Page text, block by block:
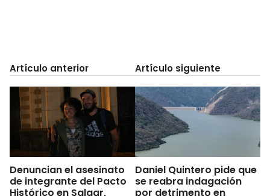
Artículo anterior
Denuncian el asesinato
de integrante del Pacto
Histórico en Salgar,
Artículo siguiente
Daniel Quintero pide que
se reabra indagación
por detrimento en